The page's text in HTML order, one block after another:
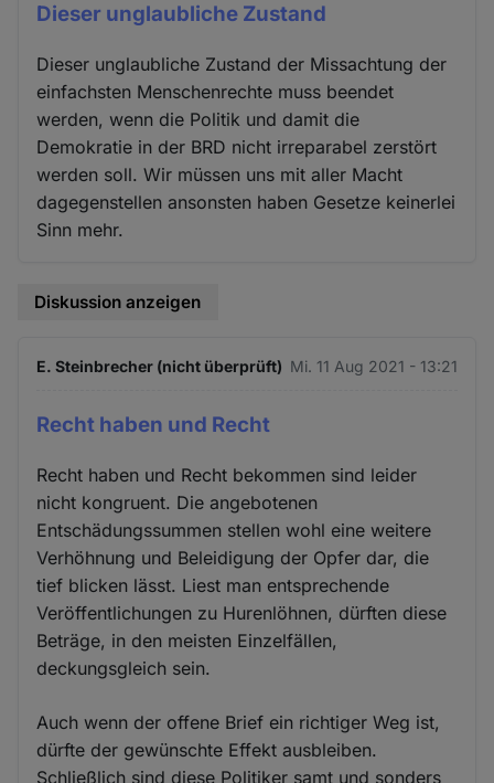
Dieser unglaubliche Zustand
Dieser unglaubliche Zustand der Missachtung der
einfachsten Menschenrechte muss beendet
werden, wenn die Politik und damit die
Demokratie in der BRD nicht irreparabel zerstört
werden soll. Wir müssen uns mit aller Macht
dagegenstellen ansonsten haben Gesetze keinerlei
Sinn mehr.
Diskussion anzeigen
E. Steinbrecher (nicht überprüft) Mi. 11 Aug 2021 - 13:21
Recht haben und Recht
Recht haben und Recht bekommen sind leider
nicht kongruent. Die angebotenen
Entschädungssummen stellen wohl eine weitere
Verhöhnung und Beleidigung der Opfer dar, die
tief blicken lässt. Liest man entsprechende
Veröffentlichungen zu Hurenlöhnen, dürften diese
Beträge, in den meisten Einzelfällen,
deckungsgleich sein.
Auch wenn der offene Brief ein richtiger Weg ist,
dürfte der gewünschte Effekt ausbleiben.
Schließlich sind diese Politiker samt und sonders